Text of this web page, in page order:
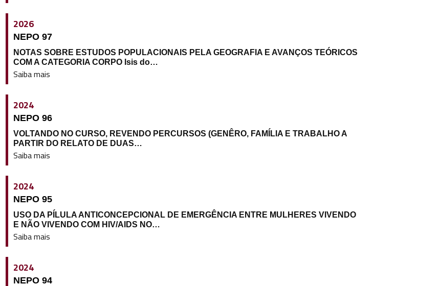
2026
NEPO 97
NOTAS SOBRE ESTUDOS POPULACIONAIS PELA GEOGRAFIA E AVANÇOS TEÓRICOS
COM A CATEGORIA CORPO Isis do…
Saiba mais
2024
NEPO 96
VOLTANDO NO CURSO, REVENDO PERCURSOS (GENÊRO, FAMÍLIA E TRABALHO A
PARTIR DO RELATO DE DUAS…
Saiba mais
2024
NEPO 95
USO DA PÍLULA ANTICONCEPCIONAL DE EMERGÊNCIA ENTRE MULHERES VIVENDO
E NÃO VIVENDO COM HIV/AIDS NO…
Saiba mais
2024
NEPO 94